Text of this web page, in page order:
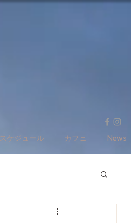
スケジュール カフェ News